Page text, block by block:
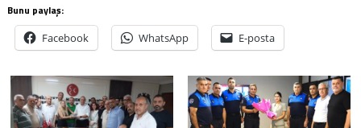
Bunu paylaş:
Facebook WhatsApp E-posta